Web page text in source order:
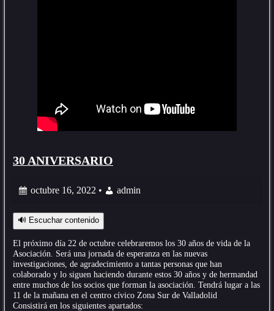
30 ANIVERSARIO
octubre 16, 2022 • admin
🔊 Escuchar contenido
El próximo día 22 de octubre celebraremos los 30 años de vida de la
Asociación. Será una jornada de esperanza en las nuevas
investigaciones, de agradecimiento a tantas personas que han
colaborado y lo siguen haciendo durante estos 30 años y de hermandad
entre muchos de los socios que forman la asociación. Tendrá lugar a las
11 de la mañana en el centro cívico Zona Sur de Valladolid
Consistirá en los siguientes apartados: